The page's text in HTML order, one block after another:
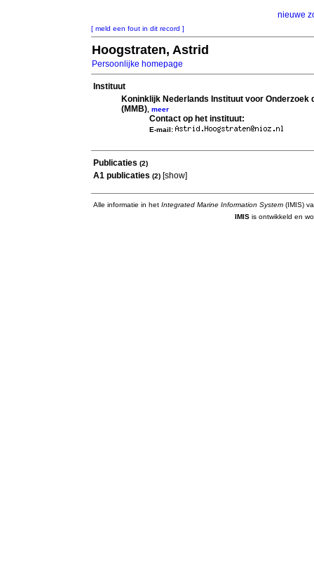
nieuwe
[ meld een fout in dit record ]
Hoogstraten, Astrid
Persoonlijke homepage
Instituut
Koninklijk Nederlands Instituut voor
(MMB) meer
Contact op het instituut:
E-mail:
Publicaties (2)
A1 publicaties (2) [show]
Alle informatie in het Integrated Marine Information System (IMIS)
IMIS is ontwikkeld en